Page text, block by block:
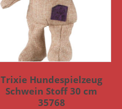
Trixie Hundespielzeug
Schwein Stoff 30 cm
35768